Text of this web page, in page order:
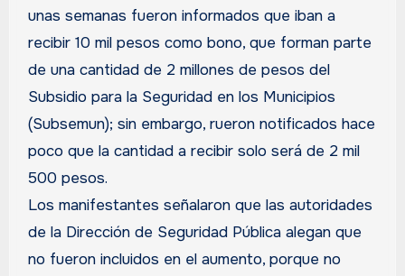
unas semanas fueron informados que iban a
recibir 10 mil pesos como bono, que forman parte
de una cantidad de 2 millones de pesos del
Subsidio para la Seguridad en los Municipios
(Subsemun); sin embargo, rueron notificados hace
poco que la cantidad a recibir solo será de 2 mil
500 pesos.
Los manifestantes señalaron que las autoridades
de la Dirección de Seguridad Pública alegan que
no fueron incluidos en el aumento, porque no